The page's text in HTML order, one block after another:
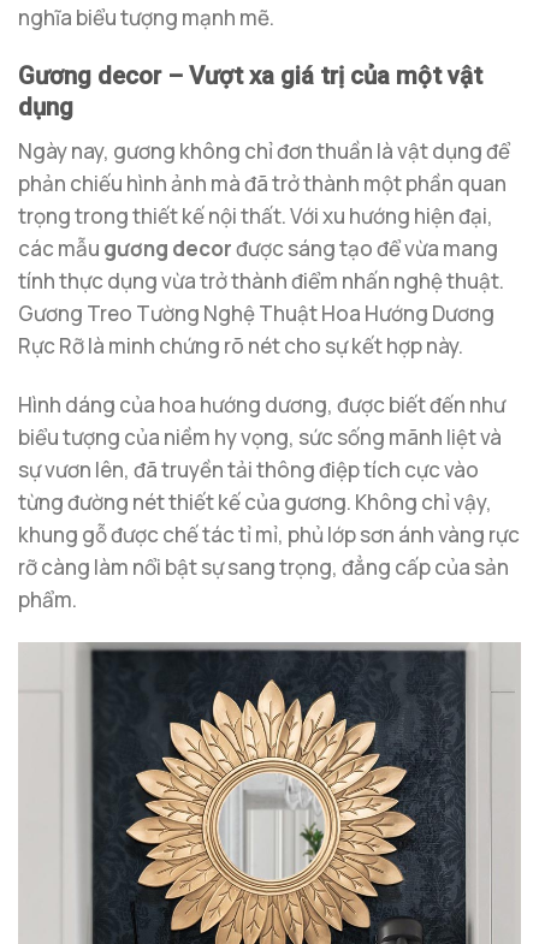
nghĩa biểu tượng mạnh mẽ.
Gương decor – Vượt xa giá trị của một vật
dụng
Ngày nay, gương không chỉ đơn thuần là vật dụng để
phản chiếu hình ảnh mà đã trở thành một phần quan
trọng trong thiết kế nội thất. Với xu hướng hiện đại,
các mẫu gương decorđược sáng tạo để vừa mang
tính thực dụng vừa trở thành điểm nhấn nghệ thuật.
Gương Treo Tường Nghệ Thuật Hoa Hướng Dương
Rực Rỡ là minh chứng rõ nét cho sự kết hợp này.
Hình dáng của hoa hướng dương, được biết đến như
biểu tượng của niềm hy vọng, sức sống mãnh liệt và
sự vươn lên, đã truyền tải thông điệp tích cực vào
từng đường nét thiết kế của gương. Không chỉ vậy,
khung gỗ được chế tác tỉ mỉ, phủ lớp sơn ánh vàng rực
rỡ càng làm nổi bật sự sang trọng, đẳng cấp của sản
phẩm.